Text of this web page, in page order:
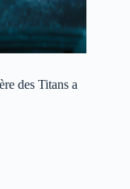
des Titans a